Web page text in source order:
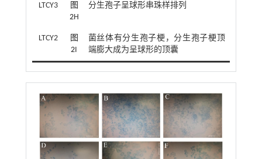
LTCY3
图
2H
分生孢子呈球形串珠样排列
LTCY2
图
2I
菌丝体有分生孢子梗，分生孢子梗顶
端膨大成为呈球形的顶囊